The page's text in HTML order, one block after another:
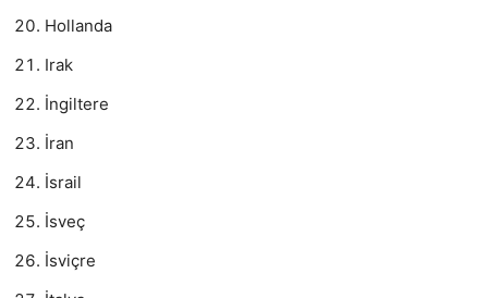
Hollanda
Irak
İngiltere
İran
İsrail
İsveç
İsviçre